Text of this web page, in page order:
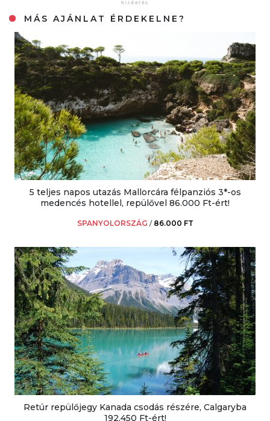
MÁS AJÁNLAT ÉRDEKELNE?
5 teljes napos utazás Mallorcára félpanziós 3*-os
medencés hotellel, repülővel 86.000 Ft-ért!
SPANYOLORSZÁG / 86.000 FT
Retúr repülőjegy Kanada csodás részére, Calgaryba
192.450 Ft-ért!